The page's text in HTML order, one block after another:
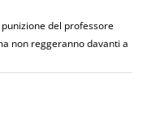
del professore
non reggeranno davanti a